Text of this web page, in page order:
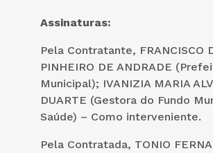
Assinaturas:
Pela Contratante, FRANCISCO
PINHEIRO DE ANDRADE
Municipal); IVANIZIA MARIA
DUARTE (Gestora do Fundo
Saúde) – Como interveniente.
Pela Contratada, TONIO